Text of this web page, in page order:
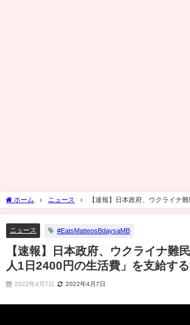
ホーム ニュース
【速報】日本政府、ウクライナ
円の生活費」を支給する方針
ニュース #EatsMatteosBdaysaMB
【速報】日本政府、ウクライナ難
人1日2400円の生活費」を支給す
2022年4月7日 2022年4月7日